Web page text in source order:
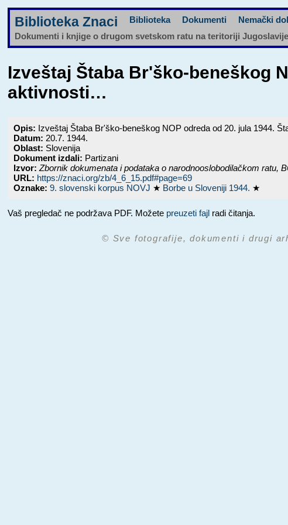
Biblioteka Znaci Biblioteka Dokumenti Nemački
Dokumenti i knjige o drugom svetskom ratu na teritoriji
Izveštaj Štaba Br'ško-beneškog
aktivnosti…
Opis: Izveštaj Štaba Br'ško-beneškog NOP odreda od 20. jula 1944.
Datum: 20.7. 1944.
Oblast: Slovenija
Dokument izdali: Partizani
Izvor: Zbornik dokumenata i podataka o narodnooslobodilačkom ratu,
URL: https://znaci.org/zb/4_6_15.pdf#page=69
Oznake:9. slovenski korpus NOVJ ★ Borbe u Sloveniji 1944. ★
Vaš pregledač ne podržava PDF. Možete preuzeti fajl radi čitanja.
© Sve fotografije, dokumenti i drugi